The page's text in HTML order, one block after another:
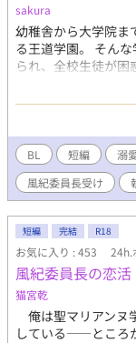
sakura
幼稚舎から大学院ま
る王道学園。 そん
られ、全校生徒が困
は「恋愛禁止」 青
てそれを耐えられる
BL 短編 溺
風紀委員長受け
短編 完結 R18
お気に入り : 453 24h.
風紀委員長の恋活
猫宮乾
俺は聖マリアンヌ
している――ところ